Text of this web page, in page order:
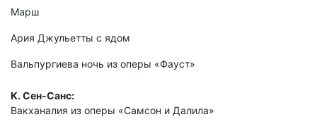
Марш
Ария Джульетты с ядом
Вальпургиева ночь из оперы «Фауст»
К. Сен-Санс:
Вакханалия из оперы «Самсон и Далила»